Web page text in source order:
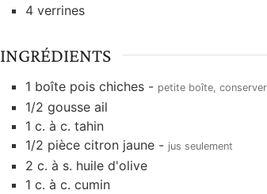
4 verrines
INGRÉDIENTS
1 boîte pois chiches - petite boîte,
1/2 gousse ail
1 c. à c. tahin
1/2 pièce citron jaune - jus seulement
2 c. à s. huile d'olive
1 c. à c. cumin